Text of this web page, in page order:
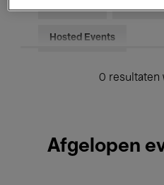
Hosted Events
0 resultaten
Afgelopen